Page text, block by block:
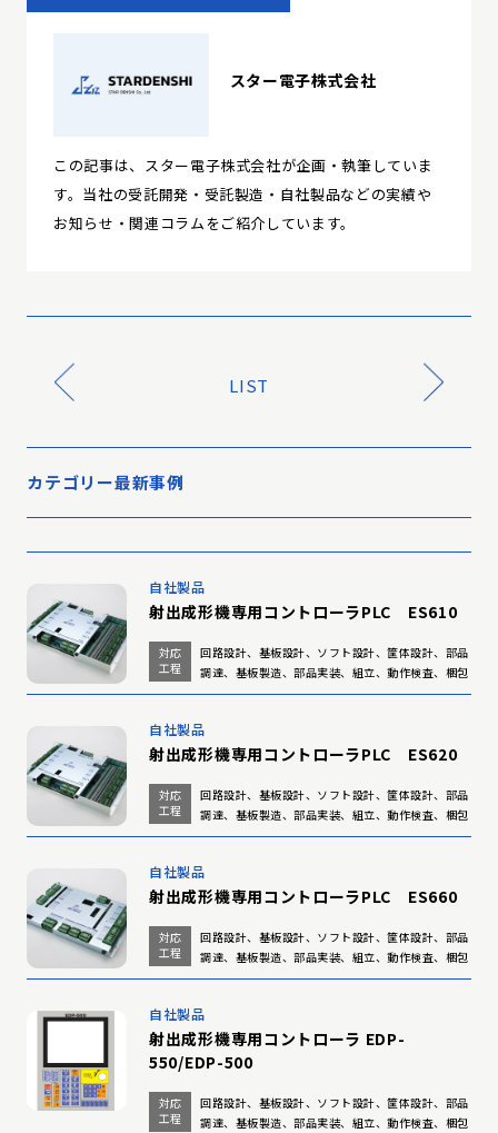
スター電子株式会社
この記事は、スター電子株式会社が企画・執筆していま
す。当社の受託開発・受託製造・自社製品などの実績や
お知らせ・関連コラムをご紹介しています。
LIST
カテゴリー最新事例
自社製品
射出成形機専用コントローラPLC ES610
対応
工程
回路設計、基板設計、ソフト設計、筐体設計、部品
調達、基板製造、部品実装、組立、動作検査、梱包
自社製品
射出成形機専用コントローラPLC ES620
対応
工程
回路設計、基板設計、ソフト設計、筐体設計、部品
調達、基板製造、部品実装、組立、動作検査、梱包
自社製品
射出成形機専用コントローラPLC ES660
対応
工程
回路設計、基板設計、ソフト設計、筐体設計、部品
調達、基板製造、部品実装、組立、動作検査、梱包
自社製品
射出成形機専用コントローラ EDP-
550/EDP-500
対応
工程
回路設計、基板設計、ソフト設計、筐体設計、部品
調達、基板製造、部品実装、組立、動作検査、梱包